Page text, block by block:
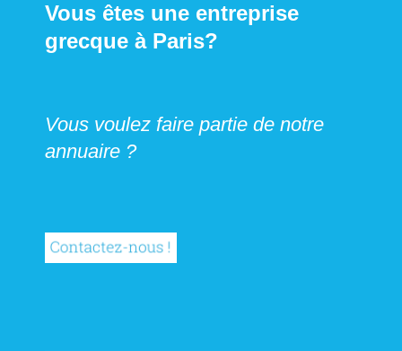
Vous êtes une entreprise
grecque à Paris?
Vous voulez faire partie de notre
annuaire ?